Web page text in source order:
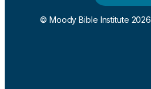
© Moody Bible Institute 2026